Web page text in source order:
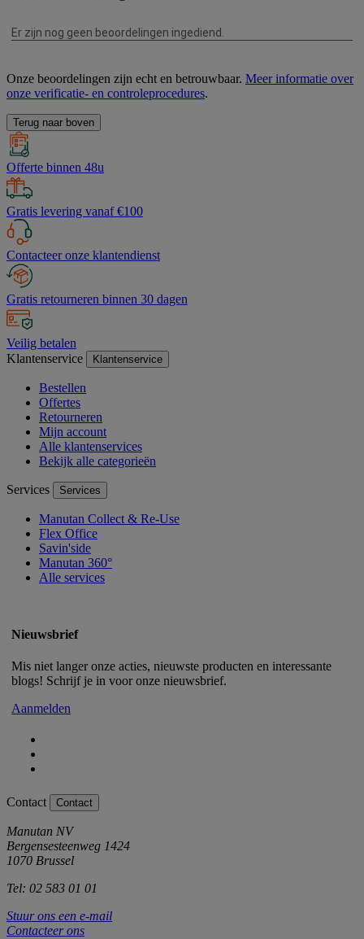
Onze beoordelingen zijn echt en betrouwbaar. Meer informatie over
onze verificatie- en controleprocedures.
Terug naar boven
Offerte binnen 48u
Gratis levering vanaf €100
Contacteer onze klantendienst
Gratis retourneren binnen 30 dagen
Veilig betalen
Klantenservice
Klantenservice
Bestellen
Offertes
Retourneren
Mijn account
Alle klantenservices
Bekijk alle categorieën
Services Services
Manutan Collect & Re-Use
Flex Office
Savin'side
Manutan 360°
Alle services
Nieuwsbrief
Mis niet langer onze acties, nieuwste producten en interessante
blogs! Schrijf je in voor onze nieuwsbrief.
Aanmelden
Contact Contact
Manutan NV
Bergensesteenweg 1424
1070 Brussel
Tel: 02 583 01 01
Stuur ons een e-mail
Contacteer ons